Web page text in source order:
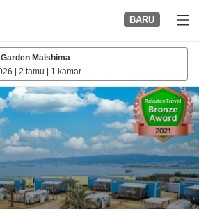
BARU
Maishima
2 tamu 1 kamar